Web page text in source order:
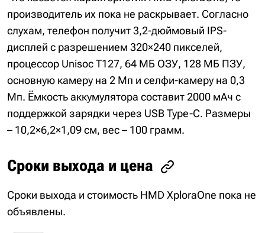
производитель их пока не раскрывает. Согласно
слухам, телефон получит 3,2-дюймовый IPS-
дисплей с разрешением 320×240 пикселей,
процессор Unisoc T127, 64 МБ ОЗУ, 128 МБ ПЗУ,
основную камеру на 2 Мп и селфи-камеру на 0,3
Мп. Ёмкость аккумулятора составит 2000 мАч с
поддержкой зарядки через USB Type-C. Размеры
– 10,2×6,2×1,09 см, вес – 100 грамм.
Сроки выхода и цена
Сроки выхода и стоимость HMD XploraOne пока не
объявлены.